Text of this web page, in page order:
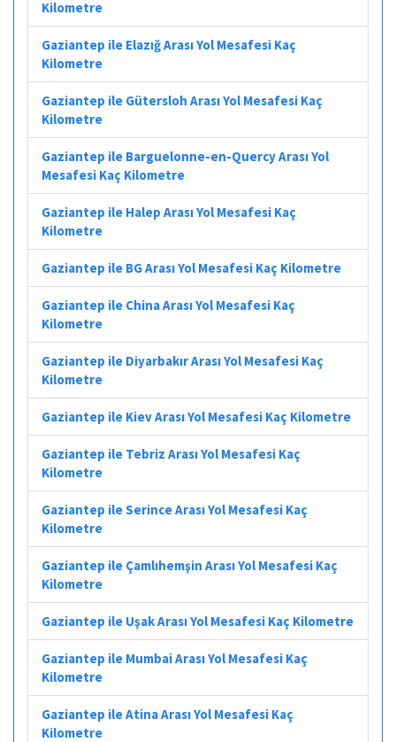
Kilometre
Gaziantep ile Elazığ Arası Yol Mesafesi Kaç
Kilometre
Gaziantep ile Gütersloh Arası Yol Mesafesi Kaç
Kilometre
Gaziantep ile Barguelonne-en-Quercy Arası Yol
Mesafesi Kaç Kilometre
Gaziantep ile Halep Arası Yol Mesafesi Kaç
Kilometre
Gaziantep ile BG Arası Yol Mesafesi Kaç Kilometre
Gaziantep ile China Arası Yol Mesafesi Kaç
Kilometre
Gaziantep ile Diyarbakır Arası Yol Mesafesi Kaç
Kilometre
Gaziantep ile Kiev Arası Yol Mesafesi Kaç Kilometre
Gaziantep ile Tebriz Arası Yol Mesafesi Kaç
Kilometre
Gaziantep ile Serince Arası Yol Mesafesi Kaç
Kilometre
Gaziantep ile Çamlıhemşin Arası Yol Mesafesi Kaç
Kilometre
Gaziantep ile Uşak Arası Yol Mesafesi Kaç Kilometre
Gaziantep ile Mumbai Arası Yol Mesafesi Kaç
Kilometre
Gaziantep ile Atina Arası Yol Mesafesi Kaç
Kilometre